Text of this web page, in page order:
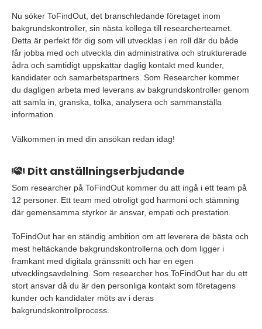
Nu söker ToFindOut, det branschledande företaget inom
bakgrundskontroller, sin nästa kollega till researcherteamet.
Detta är perfekt för dig som vill utvecklas i en roll där du både
får jobba med och utveckla din administrativa och strukturerade
ådra och samtidigt uppskattar daglig kontakt med kunder,
kandidater och samarbetspartners. Som Researcher kommer
du dagligen arbeta med leverans av bakgrundskontroller genom
att samla in, granska, tolka, analysera och sammanställa
information.
Välkommen in med din ansökan redan idag!
Ditt anställningserbjudande
Som researcher på ToFindOut kommer du att ingå i ett team på
12 personer. Ett team med otroligt god harmoni och stämning
där gemensamma styrkor är ansvar, empati och prestation.
ToFindOut har en ständig ambition om att leverera de bästa och
mest heltäckande bakgrundskontrollerna och dom ligger i
framkant med digitala gränssnitt och har en egen
utvecklingsavdelning. Som researcher hos ToFindOut har du ett
stort ansvar då du är den personliga kontakt som företagens
kunder och kandidater möts av i deras
bakgrundskontrollprocess.